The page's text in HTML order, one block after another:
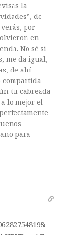
la
de
por
en
No sé si
me da igual,
de ahí
tu cabreada
lo mejor el
para